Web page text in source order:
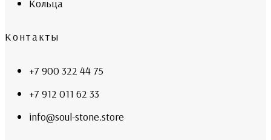
Кольца
Контакты
+7 900 322 44 75
+7 912 011 62 33
info@soul-stone.store